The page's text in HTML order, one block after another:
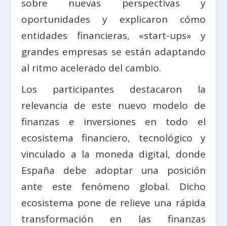
sobre nuevas perspectivas y
oportunidades y explicaron cómo
entidades financieras, «start-ups» y
grandes empresas se están adaptando
al ritmo acelerado del cambio.
Los participantes destacaron la
relevancia de este nuevo modelo de
finanzas e inversiones en todo el
ecosistema financiero, tecnológico y
vinculado a la moneda digital, donde
España debe adoptar una posición
ante este fenómeno global. Dicho
ecosistema pone de relieve una rápida
transformación en las finanzas